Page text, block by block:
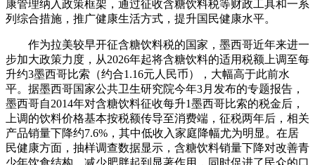
康管理纳入政策框架，通过征收含糖饮料税等财政工具和一系
列综合措施，推广健康生活方式，提升国民健康水平。
作为拉美较早开征含糖饮料税的国家，墨西哥近年来进一
步加大政策力度，从2026年起将含糖饮料的适用税额上调至每
升约3墨西哥比索（约合1.16元人民币），大幅高于此前水
平。据墨西哥国家公共卫生研究院今年3月发布的专题报告，
墨西哥自2014年对含糖饮料征收每升1墨西哥比索的税金后，
上调的饮料价格基本按税额传导至消费端，征税两年后，相关
产品销量下降约7.6%，其中低收入家庭降幅尤为明显。在居
民健康方面，抽样调查数据显示，含糖饮料销量下降对改善青